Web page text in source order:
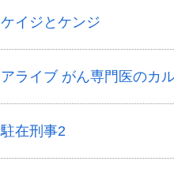
ケイジとケンジ
アライブ がん専門医のカ
駐在刑事2